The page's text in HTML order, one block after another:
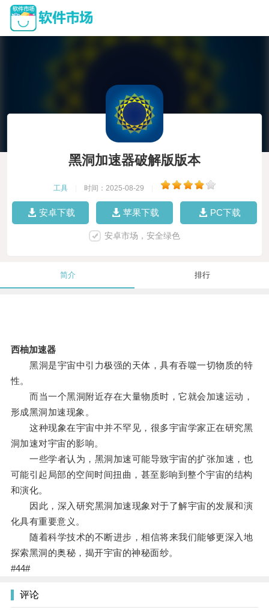
黑洞加速器破解版版本
工具 时间：2025-08-29
安卓下载 苹果下载 PC下载
安卓市场，安全绿色
简介 排行
西柚加速器
黑洞是宇宙中引力极强的天体，具有吞噬一切物质的特
性。
而当一个黑洞附近存在大量物质时，它就会加速运动，
形成黑洞加速现象。
这种现象在宇宙中并不罕见，很多宇宙学家正在研究黑
洞加速对宇宙的影响。
一些学者认为，黑洞加速可能导致宇宙的扩张加速，也
可能引起局部的空间时间扭曲，甚至影响到整个宇宙的结构
和演化。
因此，深入研究黑洞加速现象对于了解宇宙的发展和演
化具有重要意义。
随着科学技术的不断进步，相信将来我们能够更深入地
探索黑洞的奥秘，揭开宇宙的神秘面纱。
#44#
评论